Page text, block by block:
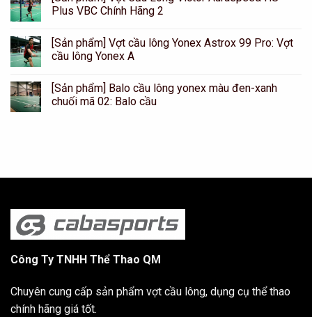
Plus VBC Chính Hãng 2
[Sản phẩm] Vợt cầu lông Yonex Astrox 99 Pro: Vợt
cầu lông Yonex A
[Sản phẩm] Balo cầu lông yonex màu đen-xanh
chuối mã 02: Balo cầu
Công Ty TNHH Thể Thao QM
Chuyên cung cấp sản phẩm vợt cầu lông, dụng cụ thể thao
chính hãng giá tốt.